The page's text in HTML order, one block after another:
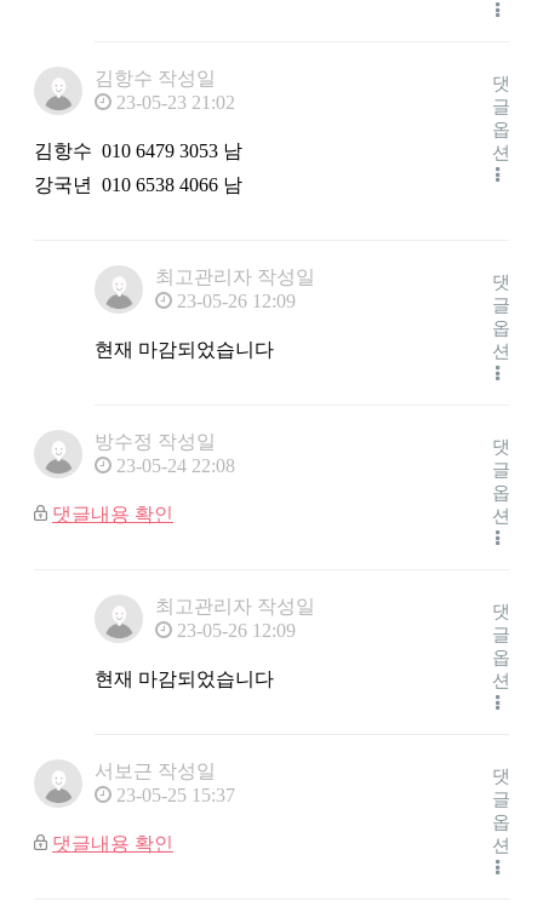
김항수 작성일
23-05-23 21:02
김항수 010 6479 3053 남
강국년 010 6538 4066 남
댓
글
옵
션
최고관리자 작성일
23-05-26 12:09
현재 마감되었습니다
댓
글
옵
션
방수정 작성일
23-05-24 22:08
댓글내용 확인
댓
글
옵
션
최고관리자 작성일
23-05-26 12:09
현재 마감되었습니다
댓
글
옵
션
서보근 작성일
23-05-25 15:37
댓글내용 확인
댓
글
옵
션